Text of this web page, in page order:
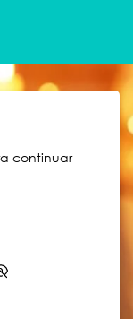
continuar